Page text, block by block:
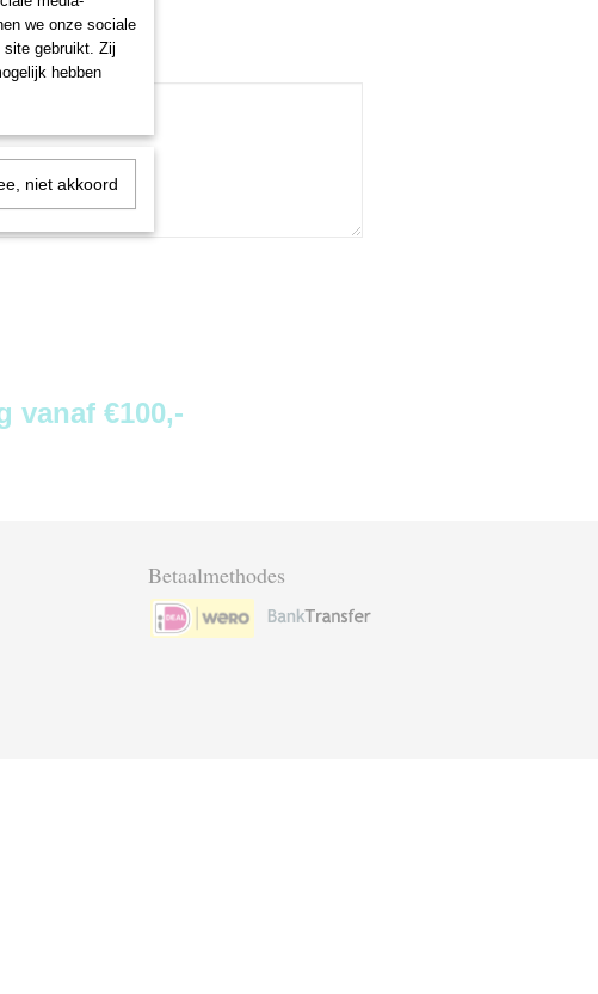
vanaf €100,-
Betaalmethodes
we onze sociale
site gebruikt. Zij
hebben
niet akkoord